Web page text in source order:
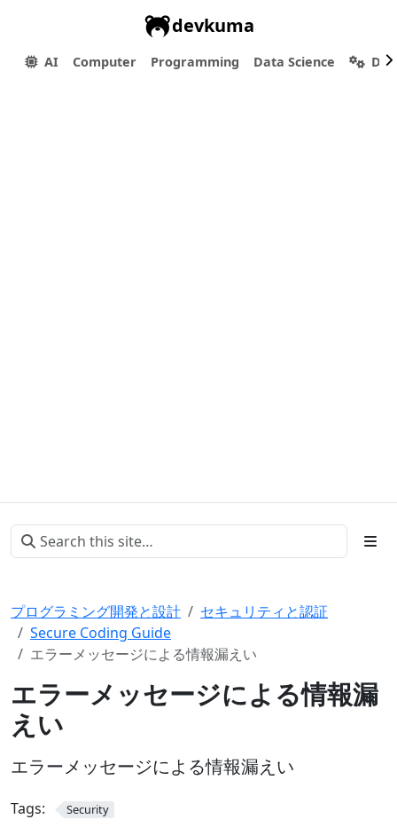
devkuma
AI Computer Programming Data Science
プログラミング開発と設計
セキュリティと認証
Secure Coding Guide
エラーメッセージによる情報漏えい
エラーメッセージによる情報漏
えい
エラーメッセージによる情報漏えい
Tags: Security